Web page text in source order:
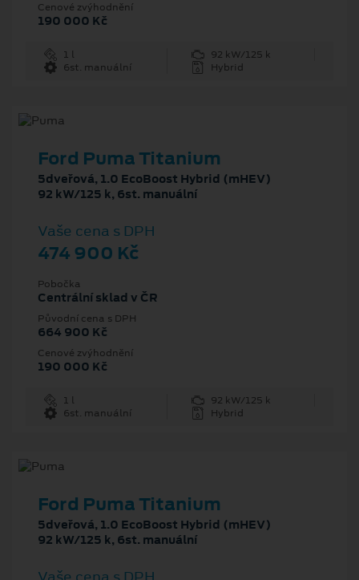
Cenové zvýhodnění
190 000 Kč
1 l
92 kW/125 k
6st. manuální
Hybrid
Ford Puma Titanium
5dveřová, 1.0 EcoBoost Hybrid (mHEV)
92 kW/125 k, 6st. manuální
Vaše cena s DPH
474 900 Kč
Pobočka
Centrální sklad v ČR
Původní cena s DPH
664 900 Kč
Cenové zvýhodnění
190 000 Kč
1 l
92 kW/125 k
6st. manuální
Hybrid
Ford Puma Titanium
5dveřová, 1.0 EcoBoost Hybrid (mHEV)
92 kW/125 k, 6st. manuální